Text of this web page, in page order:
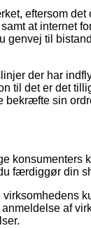
eftersom det
at internet
genvej til
der har
til det er det
bekræfte sin
konsumenters
færdiggør din
af